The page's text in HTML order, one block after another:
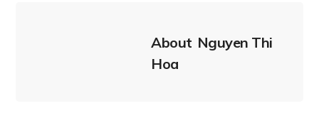
About Nguyen Thi
Hoa